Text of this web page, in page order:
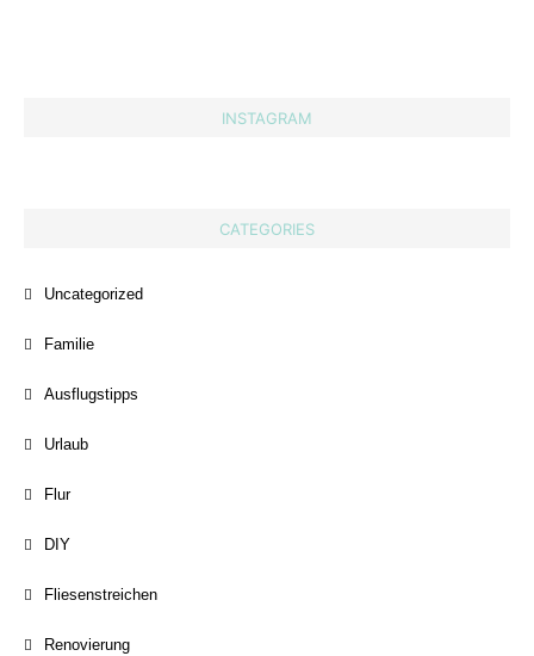
INSTAGRAM
CATEGORIES
Uncategorized
Familie
Ausflugstipps
Urlaub
Flur
DIY
Fliesenstreichen
Renovierung